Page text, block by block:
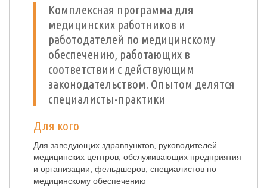
Комплексная программа для
медицинских работников и
работодателей по медицинскому
обеспечению, работающих в
соответствии с действующим
законодательством. Опытом делятся
специалисты-практики
Для кого
Для заведующих здравпунктов, руководителей
медицинских центров, обслуживающих предприятия
и организации, фельдшеров, специалистов по
медицинскому обеспечению